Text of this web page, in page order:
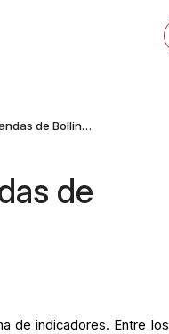
Indicador de envolvente o bandas de Bollinger: ¿cuál es mejor?
de
de indicadores. Entre los